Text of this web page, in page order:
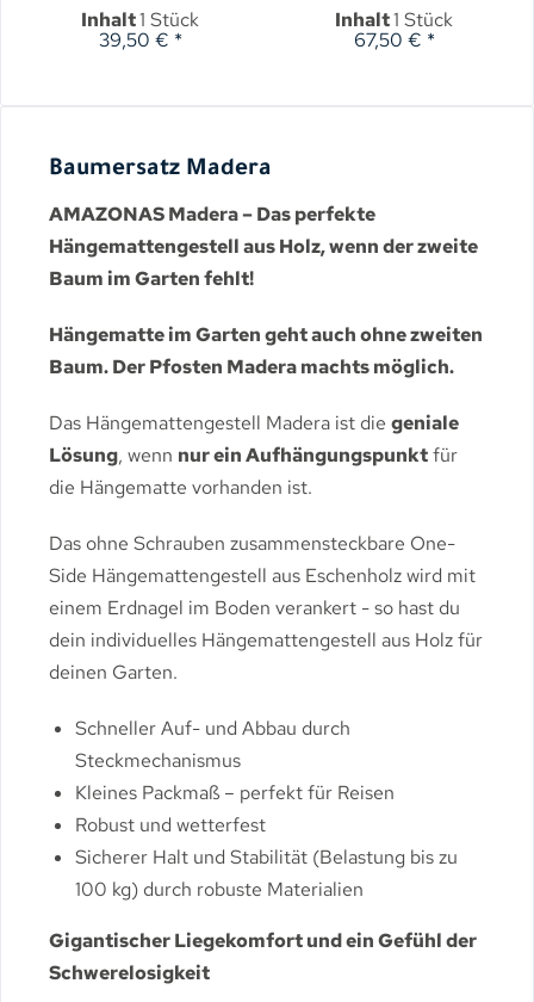
Inhalt1 Stück
39,50 € *
Inhalt1 Stück
67,50 € *
Baumersatz Madera
AMAZONAS Madera – Das perfekte
Hängemattengestell aus Holz, wenn der zweite
Baum im Garten fehlt!
Hängematte im Garten geht auch ohne zweiten
Baum. Der Pfosten Madera machts möglich.
Das Hängemattengestell Madera ist die geniale
Lösung, wenn nur ein Aufhängungspunktfür
die Hängematte vorhanden ist.
Das ohne Schrauben zusammensteckbare One-
Side Hängemattengestell aus Eschenholz wird mit
einem Erdnagel im Boden verankert - so hast du
dein individuelles Hängemattengestell aus Holz für
deinen Garten.
Schneller Auf- und Abbau durch
Steckmechanismus
Kleines Packmaß – perfekt für Reisen
Robust und wetterfest
Sicherer Halt und Stabilität (Belastung bis zu
100 kg) durch robuste Materialien
Gigantischer Liegekomfort und ein Gefühl der
Schwerelosigkeit